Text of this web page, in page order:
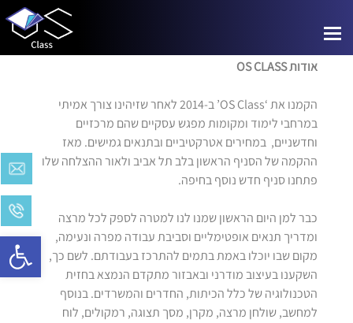
Open toolbar
Toggle
אודותOS CLASS
הקמנו את ‘OS Class’ ב-2014 לאחר שזיהינו צורך אמיתי
במרחבי לימוד ומקומות מפגש עסקיים שהם מרכזיים
וחדשניים, במחירים אטרקטיביים ובתנאים גמישים. מאז
ההקמה של הסניף הראשון בלב תל אביב ולאור ההצלחה שלו
פתחנו סניף חדש נוסף בחיפה.
כבר למן היום הראשון שמנו לנו למטרה לספק לכל מרצה
ומדריך תנאים אופטימליים וסביבת עבודה מפרה ונעימה,
מקום שבו יוכלו באמת בתמים להתרכז בעבודתם. לשם כך,
השקענו בעיצוב מודרני ובאבזור מתקדם הנמצא בחזית
הטכנולוגיה של כלל הכיתות, החדרים והמשרדים. בנוסף
למחשב, שולחן מרצה, מקרן, מסך תצוגה, רמקולים, לוח